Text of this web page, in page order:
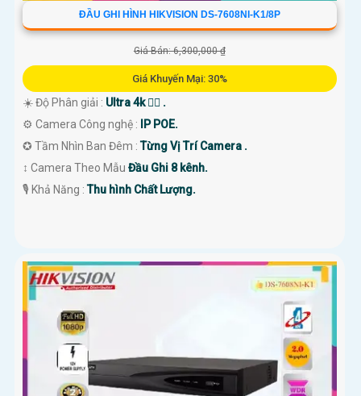
ĐẦU GHI HÌNH HIKVISION DS-7608NI-K1/8P
Giá Bán: 6,300,000 ₫
Giá Khuyến Mại: 30%
☀️ Độ Phân giải : Ultra 4k 👍🏾 .
⚙ Camera Công nghệ :
IP POE.
✪ Tầm Nhìn Ban Đêm :Từng Vị Trí Camera .
↕️ Camera Theo Mẫu Đầu Ghi 8 kênh.
️🎙 Khả Năng :Thu hình Chất Lượng.